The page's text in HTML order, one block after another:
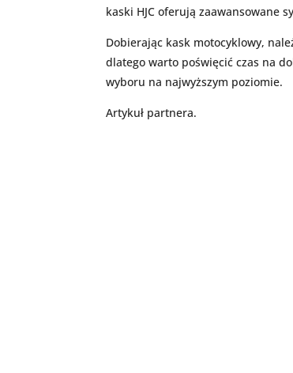
kaski HJC oferują zaawansowane
Dobierając kask motocyklowy,
dlatego warto poświęcić czas na
wyboru na najwyższym poziomie.
Artykuł partnera.